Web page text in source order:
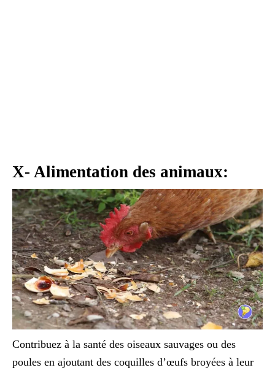
X- Alimentation des animaux:
Contribuez à la santé des oiseaux sauvages ou des
poules en ajoutant des coquilles d’œufs broyées à leur